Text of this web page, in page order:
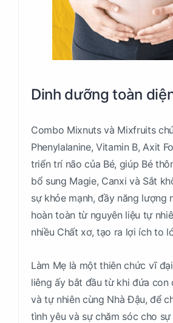
Dinh dưỡng toàn
Combo Mixnuts và Mixfruits
Phenylalanine, Vitamin B, Axit
triển trí não của Bé, giúp Bé
bổ sung Magie, Canxi và Sắt
sự khỏe mạnh, đầy năng lượng
hoàn toàn từ nguyên liệu tự
nhiều Chất xơ, tạo ra lợi ích to
Làm Mẹ là một thiên chức vĩ
liêng ấy bắt đầu từ khi đứa
và tự nhiên cùng Nhà Đậu, để
tình yêu và sự chăm sóc cho